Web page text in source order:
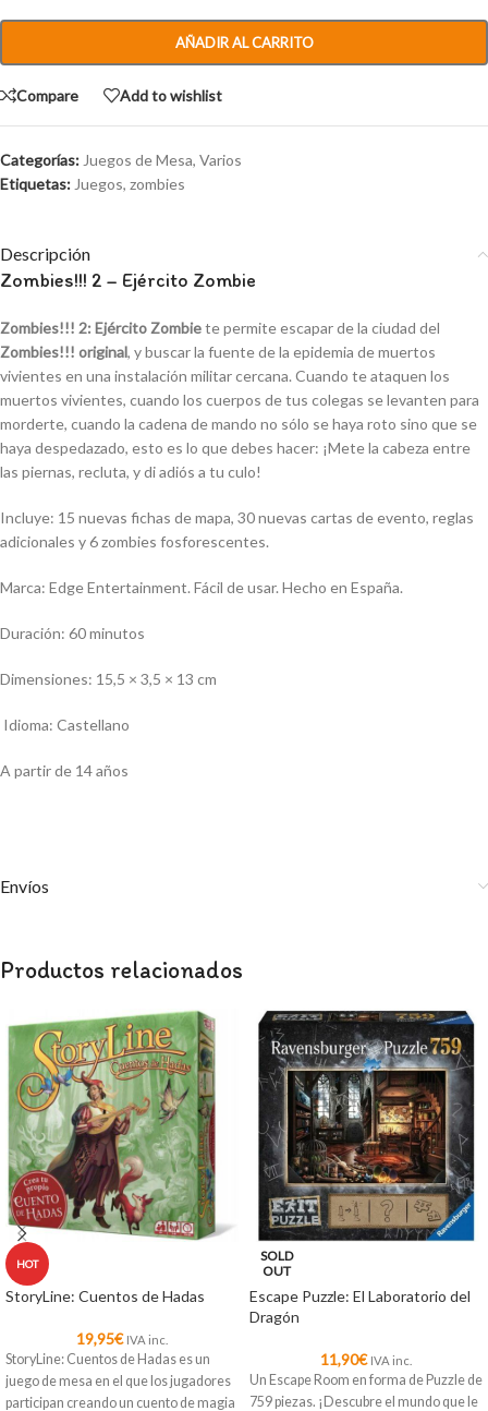
AÑADIR AL CARRITO
Compare Add to wishlist
Categorías: Juegos de Mesa, Varios
Etiquetas: Juegos, zombies
Descripción
Zombies!!! 2 – Ejército Zombie
Zombies!!! 2: Ejército Zombiete permite escapar de la ciudad del
Zombies!!! original, y buscar la fuente de la epidemia de muertos
vivientes en una instalación militar cercana. Cuando te ataquen los
muertos vivientes, cuando los cuerpos de tus colegas se levanten para
morderte, cuando la cadena de mando no sólo se haya roto sino que se
haya despedazado, esto es lo que debes hacer: ¡Mete la cabeza entre
las piernas, recluta, y di adiós a tu culo!
Incluye: 15 nuevas fichas de mapa, 30 nuevas cartas de evento, reglas
adicionales y 6 zombies fosforescentes.
Marca: Edge Entertainment. Fácil de usar. Hecho en España.
Duración: 60 minutos
Dimensiones: 15,5 × 3,5 × 13 cm
Idioma: Castellano
A partir de 14 años
Envíos
Productos relacionados
HOT
StoryLine: Cuentos de Hadas
19,95€ IVA inc.
StoryLine: Cuentos de Hadas es un
juego de mesa en el que los jugadores
participan creando un cuento de magia
SOLD
OUT
Escape Puzzle: El Laboratorio del
Dragón
11,90€ IVA inc.
Un Escape Room en forma de Puzzle de
759 piezas. ¡Descubre el mundo que le